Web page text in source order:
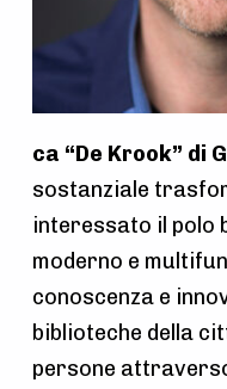
ca “De Krook” di
sostanziale
interessato il polo
moderno e
conoscenza e
biblioteche della
persone